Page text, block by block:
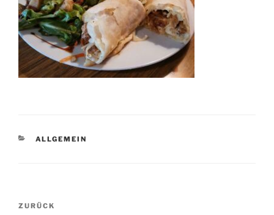
KATEGORIEN
ALLGEMEIN
Beitragsnavigation
Vorheriger
ZURÜCK